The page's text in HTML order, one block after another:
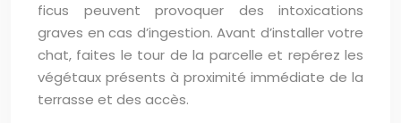
ficus peuvent provoquer des intoxications
graves en cas d’ingestion. Avant d’installer votre
chat, faites le tour de la parcelle et repérez les
végétaux présents à proximité immédiate de la
terrasse et des accès.